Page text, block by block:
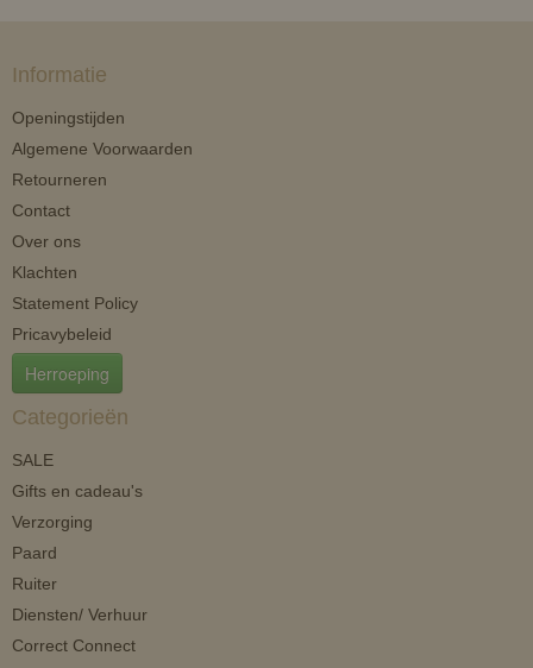
Informatie
Openingstijden
Algemene Voorwaarden
Retourneren
Contact
Over ons
Klachten
Statement Policy
Pricavybeleid
Herroeping
Categorieën
SALE
Gifts en cadeau's
Verzorging
Paard
Ruiter
Diensten/ Verhuur
Correct Connect